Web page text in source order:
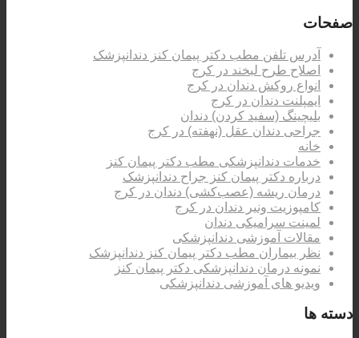
صفحات
آدرس تلفن مطب دکتر پیمان کنز دندانپزشک
اصلاح طرح لبخند در کرج
انواع روکش دندان در کرج
ایمپلنت دندان در کرج
بلیچینگ (سفید کردن) دندان
جراحی دندان عقل (نهفته) در کرج
خانه
خدمات دندانپزشکی مطب دکتر پیمان کنز
درباره دکتر پیمان کنز جراح دندانپزشک
درمان ریشه (عصب‌کشی) دندان در کرج
کامپوزیت ونیر دندان در کرج
لمینت سرامیکی دندان
مقالات آموزشی دندانپزشکی
نظر بیماران مطب دکتر پیمان کنز دندانپزشک
نمونه درمان دندانپزشکی دکتر پیمان کنز
ویدیو های آموزشی دندانپزشکی
دسته ها